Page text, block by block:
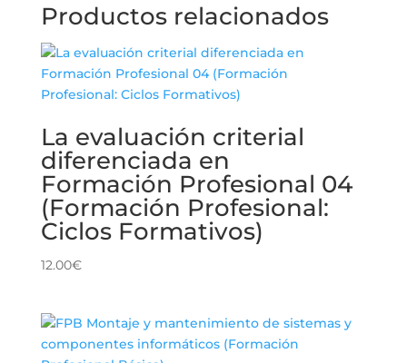
Productos relacionados
La evaluación criterial
diferenciada en
Formación Profesional 04
(Formación Profesional:
Ciclos Formativos)
12.00€